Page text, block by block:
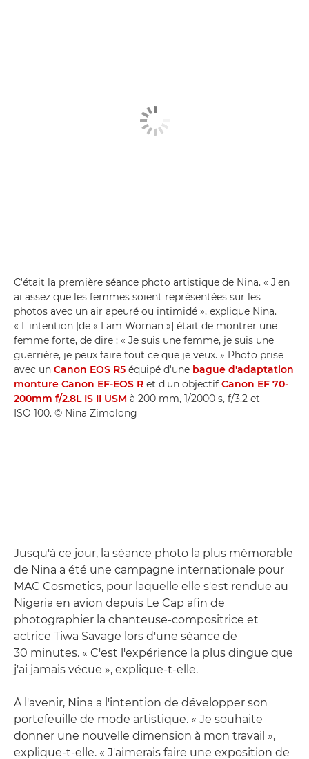
C'était la première séance photo artistique de Nina. « J'en
ai assez que les femmes soient représentées sur les
photos avec un air apeuré ou intimidé », explique Nina.
« L'intention [de « I am Woman »] était de montrer une
femme forte, de dire : « Je suis une femme, je suis une
guerrière, je peux faire tout ce que je veux. » Photo prise
avec un Canon EOS R5 équipé d'une bague d'adaptation
monture Canon EF-EOS R et d'un objectif Canon EF 70-
200mm f/2.8L IS II USM à 200 mm, 1/2000 s, f/3.2 et
ISO 100. © Nina Zimolong
Jusqu'à ce jour, la séance photo la plus mémorable
de Nina a été une campagne internationale pour
MAC Cosmetics, pour laquelle elle s'est rendue au
Nigeria en avion depuis Le Cap afin de
photographier la chanteuse-compositrice et
actrice Tiwa Savage lors d'une séance de
30 minutes. « C'est l'expérience la plus dingue que
j'ai jamais vécue », explique-t-elle.
À l'avenir, Nina a l'intention de développer son
portefeuille de mode artistique. « Je souhaite
donner une nouvelle dimension à mon travail »,
explique-t-elle. « J'aimerais faire une exposition de